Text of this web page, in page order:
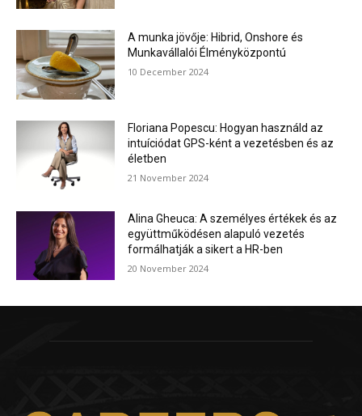
A munka jövője: Hibrid, Onshore és
Munkavállalói Élményközpontú
10 December 2024
Floriana Popescu: Hogyan használd az
intuíciódat GPS-ként a vezetésben és az
életben
21 November 2024
Alina Gheuca: A személyes értékek és az
együttműködésen alapuló vezetés
formálhatják a sikert a HR-ben
20 November 2024